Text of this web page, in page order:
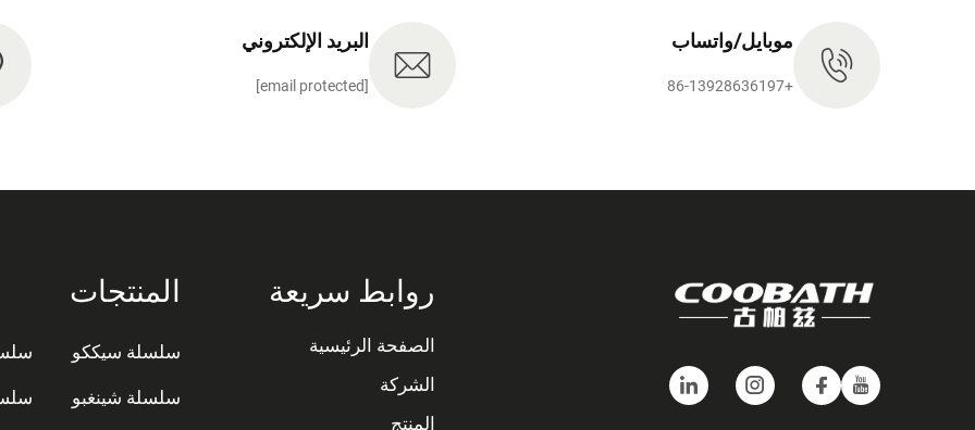
موبايل/واتساب
+86-13928636197
البريد الإلكتروني
[email protected]
روابط سريعة
الصفحة الرئيسية
الشركة
المنتج
المنتجات
سلسلة سيككو
سلسلة شينغبو